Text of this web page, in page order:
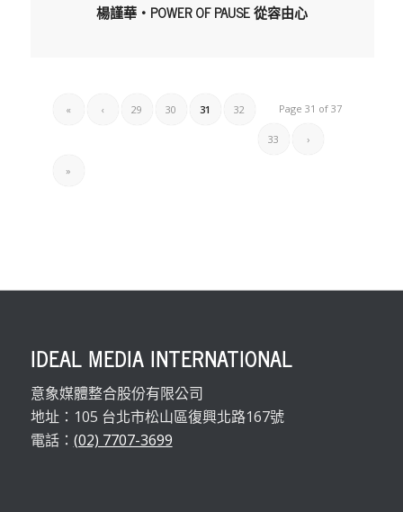
楊謹華・POWER OF PAUSE 從容由心
Page 31 of 37
« ‹ 29 30 31 32
33 ›
»
IDEAL MEDIA INTERNATIONAL
意象媒體整合股份有限公司
地址：105 台北市松山區復興北路167號
電話： (02) 7707-3699